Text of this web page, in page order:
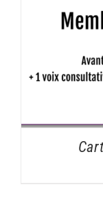
AJOUTER